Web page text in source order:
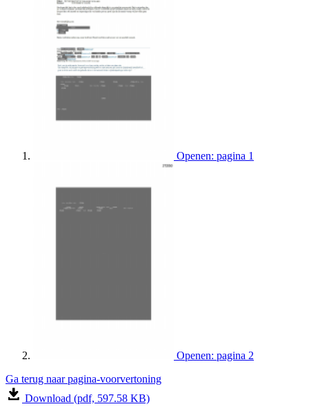
Openen: pagina 1
Openen: pagina 2
Ga terug naar pagina-voorvertoning
Download (pdf, 597.58 KB)